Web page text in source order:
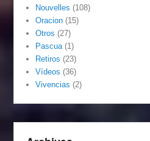
Nouvelles (108)
Oracion (15)
Otros (27)
Pascua (1)
Retiros (23)
Vídeos (36)
Vivencias (2)